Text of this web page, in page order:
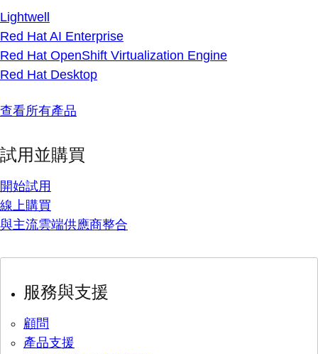
Lightwell
Red Hat AI Enterprise
Red Hat OpenShift Virtualization Engine
Red Hat Desktop
查看所有產品
試用並購買
開始試用
線上購買
與主流雲端供應商整合
服務與支援
顧問
產品支援